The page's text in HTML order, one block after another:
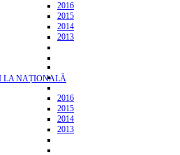
2016
2015
2014
2013
LA NAȚIONALĂ
2016
2015
2014
2013